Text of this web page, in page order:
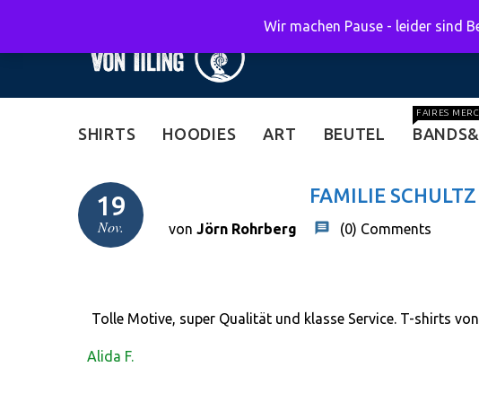
SHIRTS HOODIES ART BEUTEL
FAIRES
19
Nov.
FAMILIE SCHULTZ
von Jörn Rohrberg (0) Comments
Tolle Motive, super Qualität und klasse Service. T-shirts
Alida F.
Wir machen Pause - leider sind